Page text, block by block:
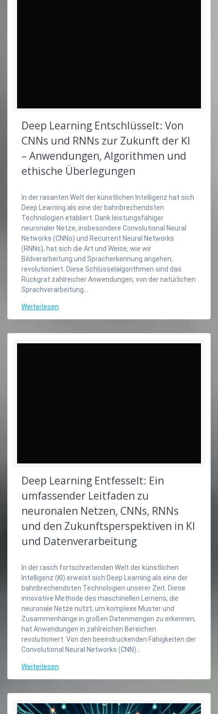
Deep Learning Entschlüsselt: Von
CNNs und RNNs zur Zukunft der KI
– Anwendungen, Algorithmen und
ethische Überlegungen
In der rasanten Welt der künstlichen Intelligenz hat sich
Deep Learning als eine der bahnbrechendsten
Technologien etabliert. Dank leistungsfähiger
neuronaler Netze, insbesondere Convolutional Neural
Networks (CNNs) und Recurrent Neural Networks
(RNNs), hat sich die Art und Weise, wie wir
Bildverarbeitung und Spracherkennung angehen,
revolutioniert. Diese Schlüsselalgorithmen sind das
Rückgrat zahlreicher Anwendungen, von der natürlichen
Sprachverarbeitung…
Weiterlesen
Deep Learning Entfesselt: Ein
umfassender Leitfaden zu
neuronalen Netzen, CNNs, RNNs
und den Zukunftsperspektiven in KI
und Datenverarbeitung
In der rasch fortschreitenden Welt der künstlichen
Intelligenz (KI) erweist sich Deep Learning als eine der
bahnbrechendsten Technologien unserer Zeit. Diese
innovative Methode des maschinellen Lernens, die
neuronale Netze nutzt, um komplexe Muster und
Zusammenhänge in großen Datenmengen zu erkennen,
hat Anwendungen in zahlreichen Bereichen
revolutioniert. Von den beeindruckenden Fähigkeiten der
Convolutional Neural Networks (CNN)…
Weiterlesen